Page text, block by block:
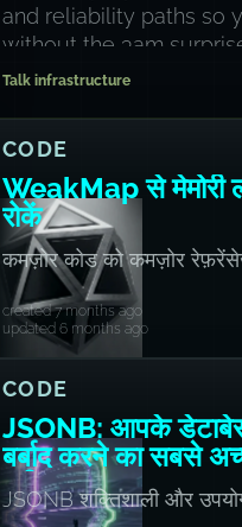
and reliability paths so
without the 3am
Talk infrastructure
CODE
WeakMap से मेमोरी
रोकें
कमज़ोर कोड को कमज़ोर
ठीक करें!
created 7 months ago
updated 6 months ago
CODE
JSONB: आपके
बर्बाद करने का सबसे
तरीका
JSONB शक्तिशाली और